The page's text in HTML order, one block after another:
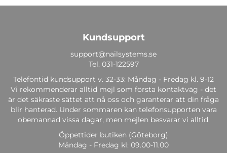
Kundsupport
support@nailsystems.se
Tel. 031-122597
Telefontid kundsupport v. 32-33: Måndag - Fredag kl. 9-12
Vi rekommenderar alltid mejl som första kontaktväg - det
är det säkraste sättet att nå oss och garanterar att din fråga
blir hanterad. Under sommaren kan telefonsupporten vara
obemannad vissa dagar, men mejlen besvarar vi alltid.
Öppettider butiken (Göteborg)
Måndag - Fredag kl: 09.00-11.00